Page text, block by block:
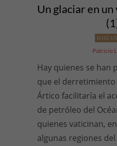
Un glaciar en
Patricio
Hay quienes se han
que el derretimiento
Ártico facilitaría el
de petróleo del
quienes vaticinan,
algunas regiones